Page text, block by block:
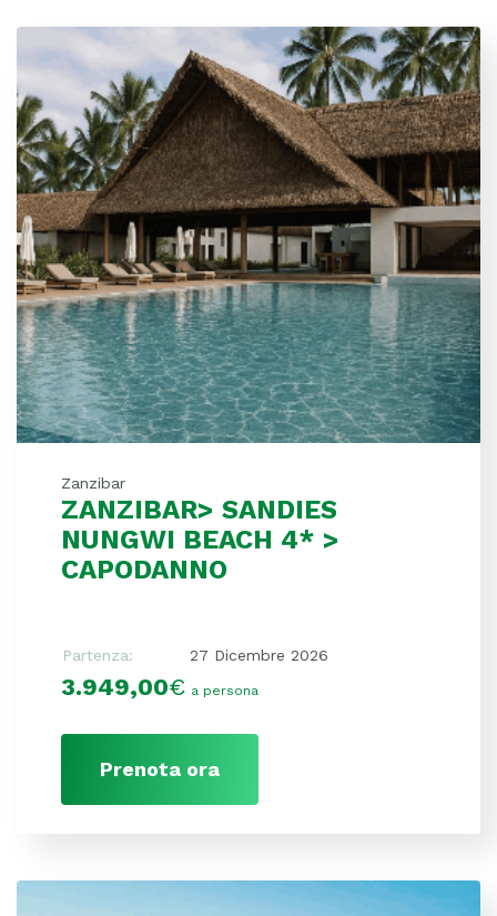
Zanzibar
ZANZIBAR> SANDIES
NUNGWI BEACH 4* >
CAPODANNO
Partenza: 27 Dicembre 2026
3.949,00€ a persona
Prenota ora